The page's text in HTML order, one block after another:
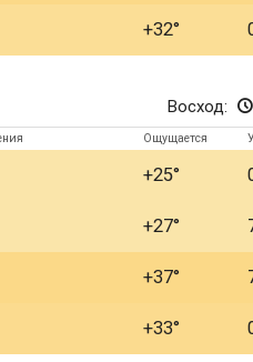
+32
Восход:
Ощущается
+25
+27
+37
+33